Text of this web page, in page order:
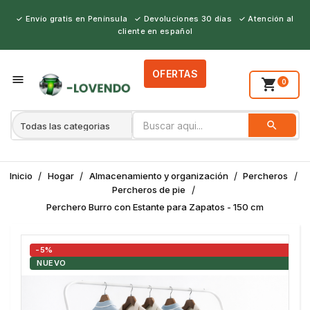
✓ Envío gratis en Península ✓ Devoluciones 30 días ✓ Atención al
cliente en español
 shopping_cart 0
OFERTAS
search
Inicio Hogar Almacenamiento y organización
Percheros
Percheros de pie
Perchero Burro con Estante para Zapatos - 150 cm
-5%
NUEVO